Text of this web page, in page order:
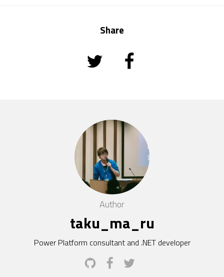
Share
Author
taku_ma_ru
Power Platform consultant and .NET developer